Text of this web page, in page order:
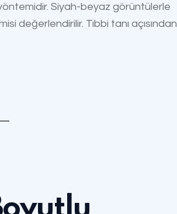
Siyah-beyaz görüntülerle
değerlendirilir. Tıbbi tanı açısından